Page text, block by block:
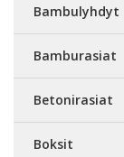
Bambulyhdyt
Bamburasiat
Betonirasiat
Boksit